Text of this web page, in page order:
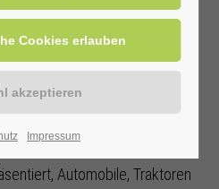
noch festlicher, denn das
sein 25. Jubiläum, freut sich
Highlight glänzt: Die
und Klein Liebhaberstücke
Es werden vielfältige
Automobile, Traktoren
Impressum